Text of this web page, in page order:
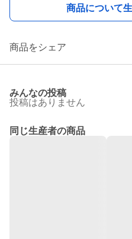
商品について
商品をシェア
みんなの投稿
投稿はありません
同じ生産者の商品